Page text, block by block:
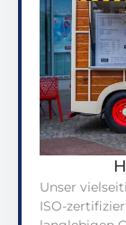
Unser
ISO-